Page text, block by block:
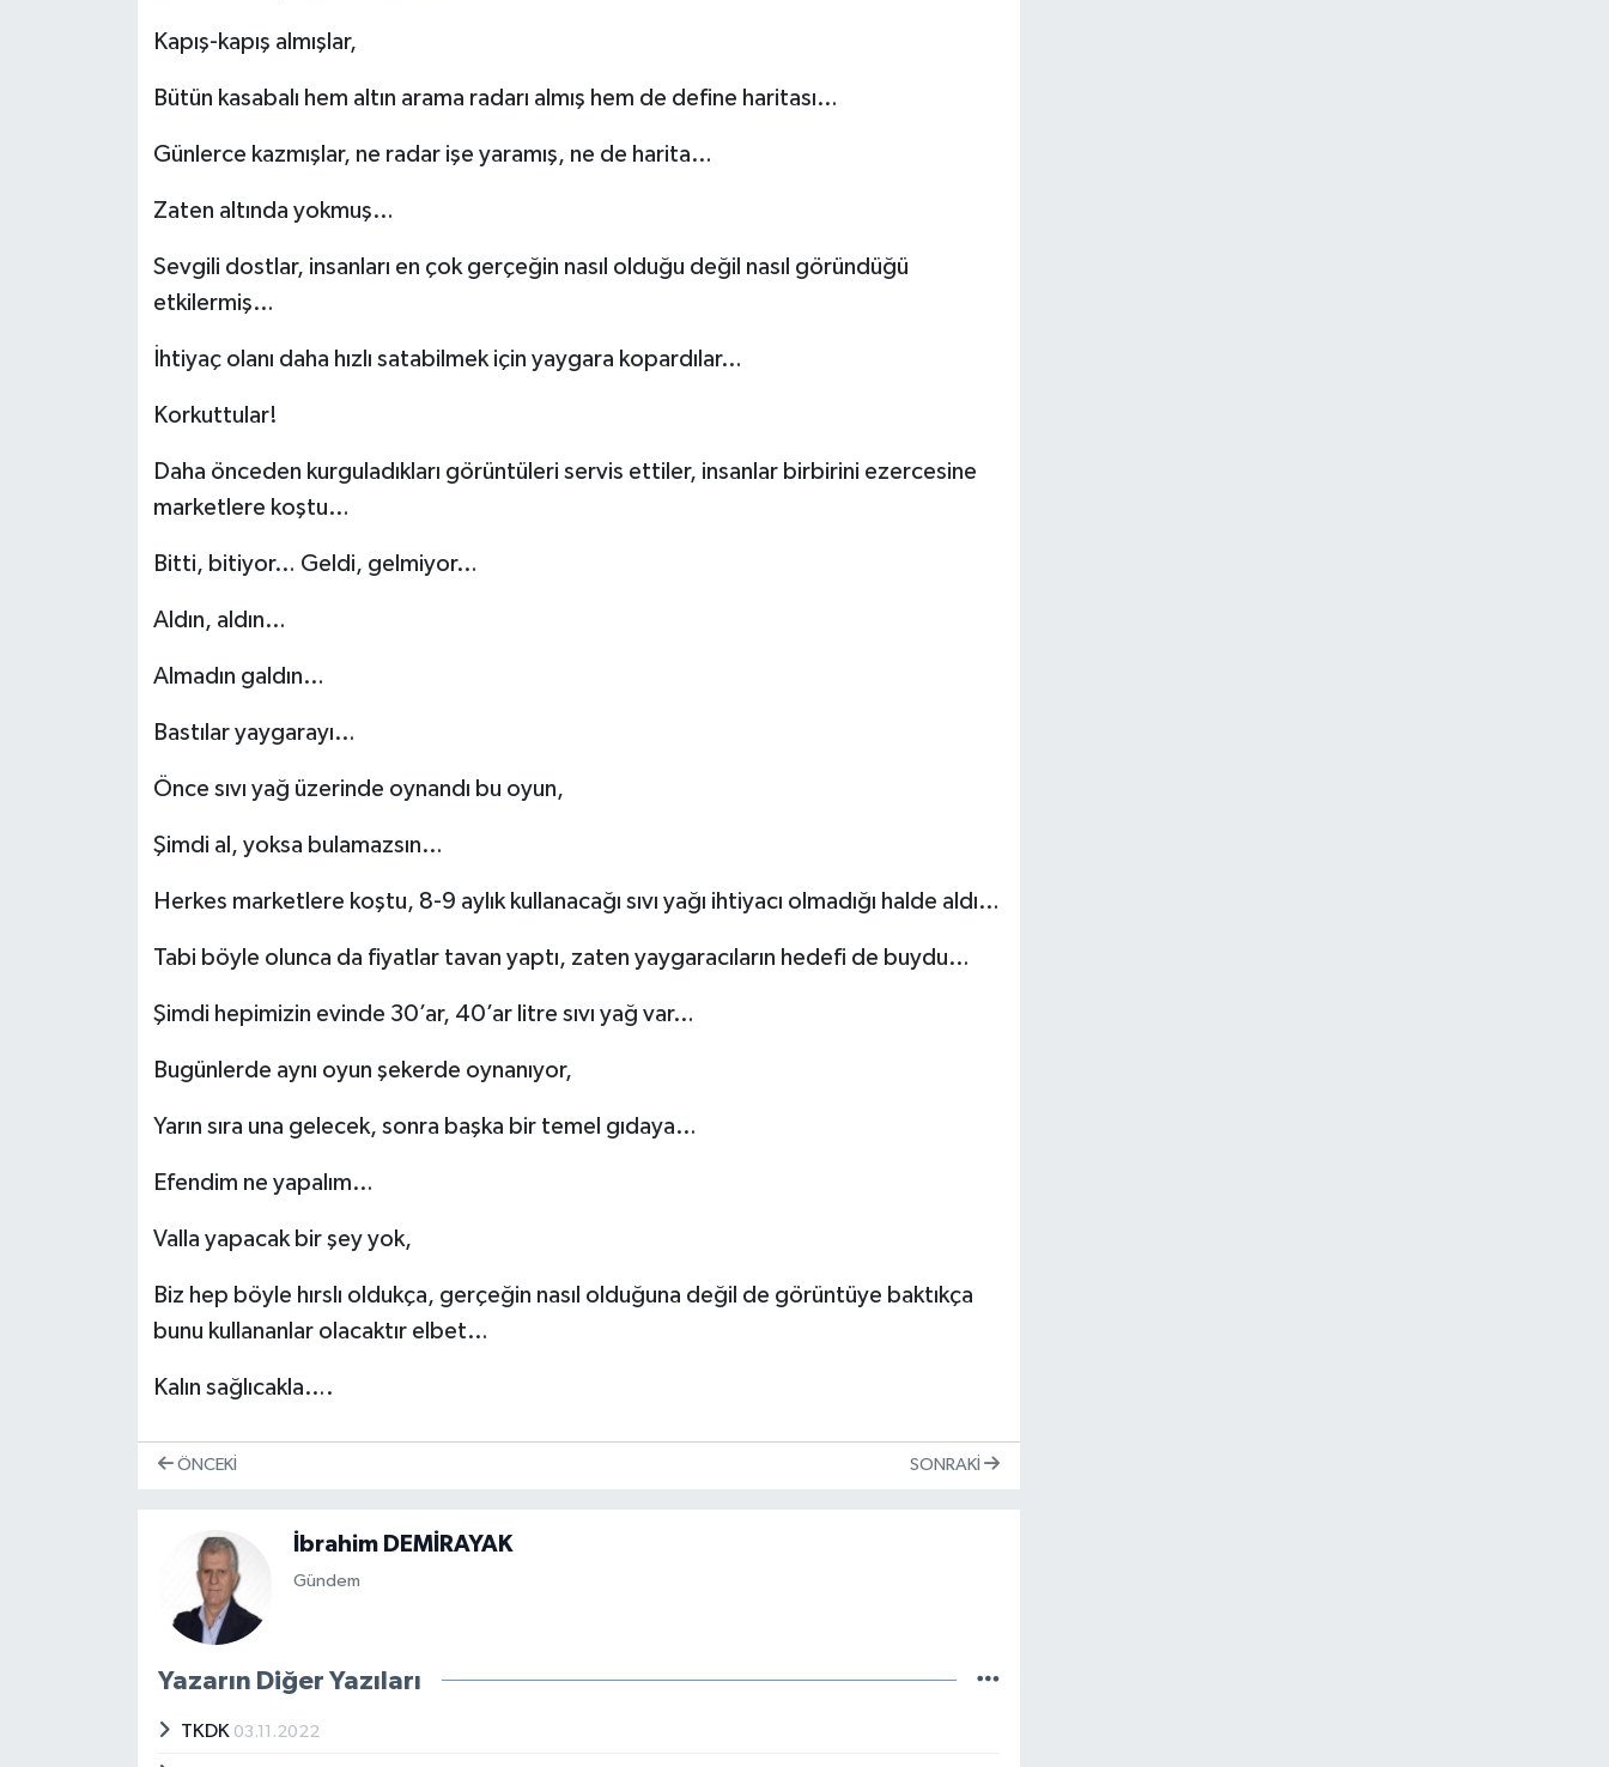
Kapış-kapış almışlar,
Bütün kasabalı hem altın arama radarı almış hem de define haritası…
Günlerce kazmışlar, ne radar işe yaramış, ne de harita…
Zaten altında yokmuş…
Sevgili dostlar, insanları en çok gerçeğin nasıl olduğu değil nasıl göründüğü
etkilermiş…
İhtiyaç olanı daha hızlı satabilmek için yaygara kopardılar…
Korkuttular!
Daha önceden kurguladıkları görüntüleri servis ettiler, insanlar birbirini ezercesine
marketlere koştu…
Bitti, bitiyor… Geldi, gelmiyor…
Aldın, aldın…
Almadın galdın…
Bastılar yaygarayı…
Önce sıvı yağ üzerinde oynandı bu oyun,
Şimdi al, yoksa bulamazsın…
Herkes marketlere koştu, 8-9 aylık kullanacağı sıvı yağı ihtiyacı olmadığı halde aldı…
Tabi böyle olunca da fiyatlar tavan yaptı, zaten yaygaracıların hedefi de buydu…
Şimdi hepimizin evinde 30’ar, 40’ar litre sıvı yağ var…
Bugünlerde aynı oyun şekerde oynanıyor,
Yarın sıra una gelecek, sonra başka bir temel gıdaya…
Efendim ne yapalım…
Valla yapacak bir şey yok,
Biz hep böyle hırslı oldukça, gerçeğin nasıl olduğuna değil de görüntüye baktıkça
bunu kullananlar olacaktır elbet…
Kalın sağlıcakla….
ÖNCEKI SONRAKI
İbrahim DEMİRAYAK
Gündem
Yazarın Diğer Yazıları
TKDK 03.11.2022